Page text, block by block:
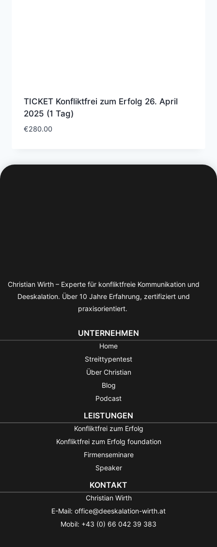
TICKET Konfliktfrei zum Erfolg 26. April
2025 (1 Tag)
€280.00
Christian Wirth – Experte für konfliktfreie Kommunikation und
Deeskalation. Über 10 Jahre Erfahrung, zertifiziert und
praxisorientiert.
UNTERNEHMEN
Home
Streittypentest
Über Christian
Blog
Podcast
LEISTUNGEN
Konfliktfrei zum Erfolg
Konfliktfrei zum Erfolg foundation
Firmenseminare
Speaker
KONTAKT
Christian Wirth
E-Mail: office@deeskalation-wirth.at
Mobil: +43 (0) 66 042 39 383